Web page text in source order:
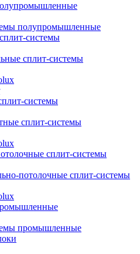
полупромышленные
системы
сплит-системы
системы
сплит-системы
сплит-системы
потолочные сплит-системы
промышленные